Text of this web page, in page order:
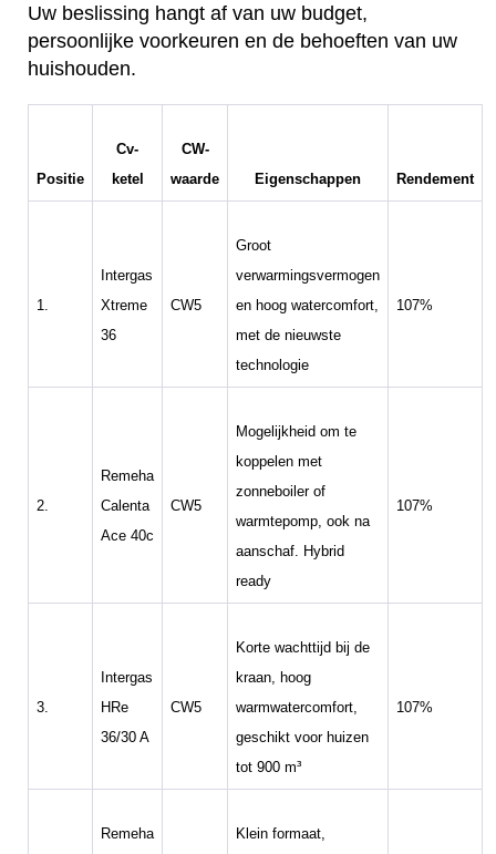
Uw beslissing hangt af van uw budget,
persoonlijke voorkeuren en de behoeften van uw
huishouden.
Positie
Cv-
ketel
CW-
waarde
Eigenschappen Rendement
1.
Intergas
Xtreme
36
CW5
Groot
verwarmingsvermogen
en hoog watercomfort,
met de nieuwste
technologie
107%
2.
Remeha
Calenta
Ace 40c
CW5
Mogelijkheid om te
koppelen met
zonneboiler of
warmtepomp, ook na
aanschaf. Hybrid
ready
107%
3.
Intergas
HRe
36/30 A
CW5
Korte wachttijd bij de
kraan, hoog
warmwatercomfort,
geschikt voor huizen
tot 900 m³
107%
Remeha
Klein formaat,